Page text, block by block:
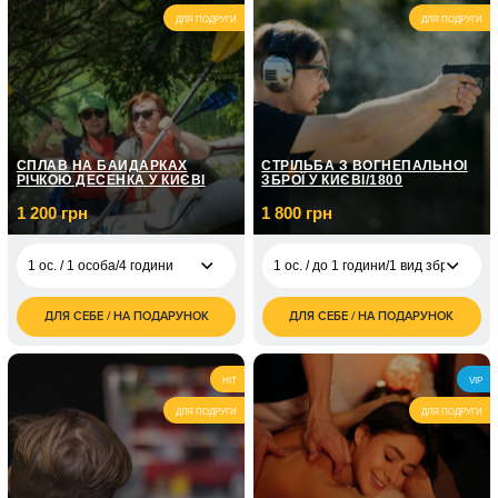
1 ос. / Курс
екстремального
водіння/6 занять по 2
год
21 000
грн
ДЛЯ ПОДРУГИ
СПЛАВ НА БАЙДАРКАХ
РІЧКОЮ ДЕСЕНКА У КИЄВІ
1 200 грн
1 ос. / 1 особа/4 години
1 ос. / 1 особа/4
години
грн
2 ос. / 4 години
2 400
грн
ДЛЯ СЕБЕ / НА ПОДАРУНОК
ДЛЯ ПОДРУГИ
СТРІЛЬБА З ВОГНЕПАЛЬНОЇ
ЗБРОЇ У КИЄВІ/1800
1 800 грн
1 ос. / до 1 години/1 вид зброї
1 ос. / до 1 години/1
вид зброї
грн
2 ос. / до 1 години/1
вид зброї
3 600
грн
1 ос. / до 1 години/
бойовий калібр
2 ос. / до 1 години/
6 000
ДЛЯ СЕБЕ / НА ПОДАРУНОК
HIT
ДЛЯ ПОДРУГИ
VIP
ДЛЯ ПОДРУГИ